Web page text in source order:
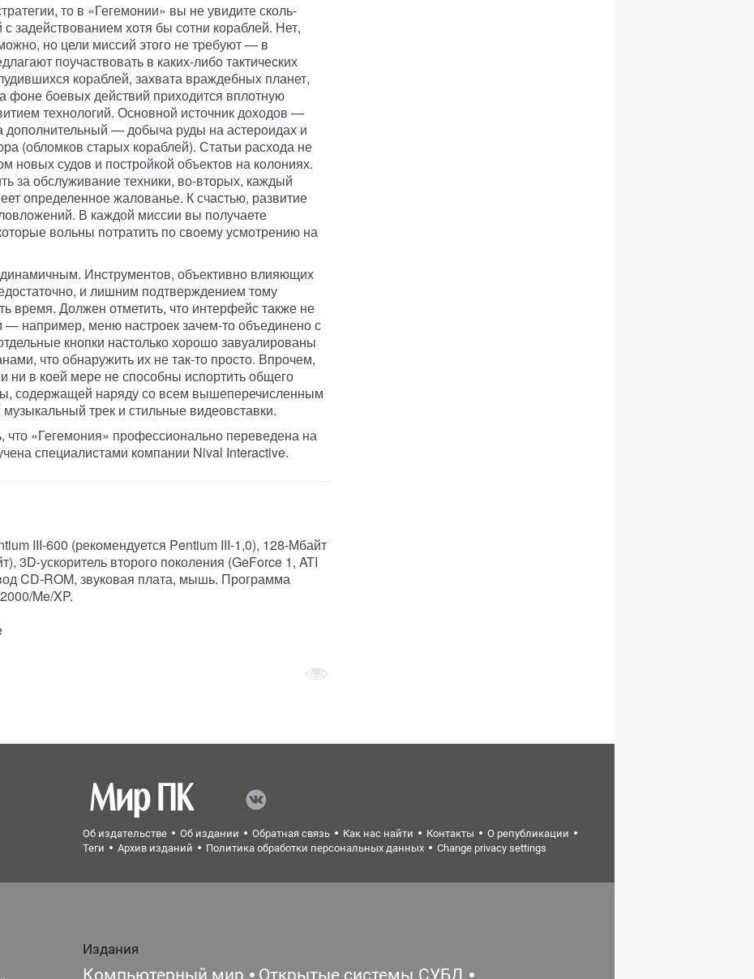
то в «Гегемонии» вы не увидите сколь-
задействованием хотя бы сотни кораблей. Нет,
но цели миссий этого не требуют — в
поучаствовать в каких-либо тактических
кораблей, захвата враждебных планет,
фоне боевых действий приходится вплотную
технологий. Основной источник доходов —
дополнительный — добыча руды на астероидах и
(обломков старых кораблей). Статьи расхода не
новых судов и постройкой объектов на колониях.
за обслуживание техники, во-вторых, каждый
определенное жалованье. К счастью, развитие
В каждой миссии вы получаете
вольны потратить по своему усмотрению на
Инструментов, объективно влияющих
и лишним подтверждением тому
время. Должен отметить, что интерфейс также не
— например, меню настроек зачем-то объединено с
кнопки настолько хорошо завуалированы
что обнаружить их не так-то просто. Впрочем,
ни в коей мере не способны испортить общего
содержащей наряду со всем вышеперечисленным
трек и стильные видеовставки.
что «Гегемония» профессионально переведена на
специалистами компании Nival Interactive.
III-600 (рекомендуется Pentium III-1,0), 128-Мбайт
3D-ускоритель второго поколения (GeForce 1, ATI
CD-ROM, звуковая плата, мышь. Программа
Me/XP.
Об издательстве Об издании Обратная связь Как нас найти Контакты
О републикации
Теги
Архив изданий Политика обработки персональных данных Change privacy settings
Издания
Компьютерный мир Открытые системы.СУБД